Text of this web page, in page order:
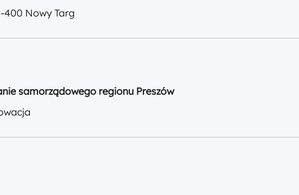
400 Nowy Targ
samorządowego regionu Preszów